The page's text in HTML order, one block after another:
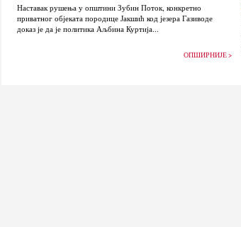
Наставак рушења у општини Зубин Поток, конкретно
приватног објеката породице Јакшић код језера Газиводе
доказ је да је политика Аљбина Куртија...
ОПШИРНИЈЕ >